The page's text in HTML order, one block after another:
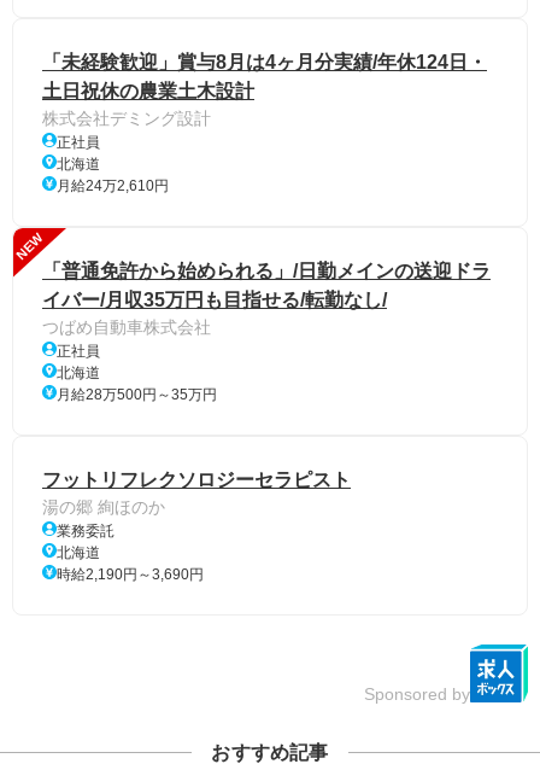
「未経験歓迎」賞与8月は4ヶ月分実績/年休124日・
土日祝休の農業土木設計
株式会社デミング設計
正社員
北海道
月給24万2,610円
NEW
「普通免許から始められる」/日勤メインの送迎ドラ
イバー/月収35万円も目指せる/転勤なし/
つばめ自動車株式会社
正社員
北海道
月給28万500円～35万円
フットリフレクソロジーセラピスト
湯の郷 絢ほのか
業務委託
北海道
時給2,190円～3,690円
Sponsored by
おすすめ記事